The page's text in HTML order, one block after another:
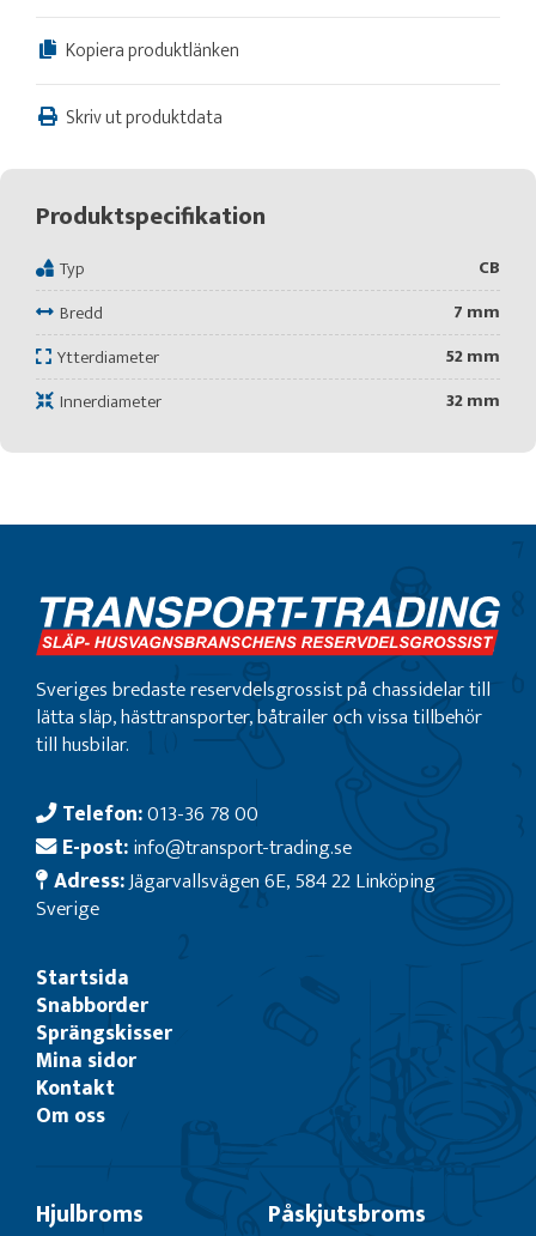
Kopiera produktlänken
Skriv ut produktdata
Produktspecifikation
Typ
CB
Bredd
7 mm
Ytterdiameter
52 mm
Innerdiameter
32 mm
Sveriges bredaste reservdelsgrossist på chassidelar till
lätta släp, hästtransporter, båtrailer och vissa tillbehör
till husbilar.
Telefon:013-36 78 00
E-post:info@transport-trading.se
Adress:Jägarvallsvägen 6E, 584 22 Linköping
Sverige
Startsida
Snabborder
Sprängskisser
Mina sidor
Kontakt
Om oss
Hjulbroms Påskjutsbroms